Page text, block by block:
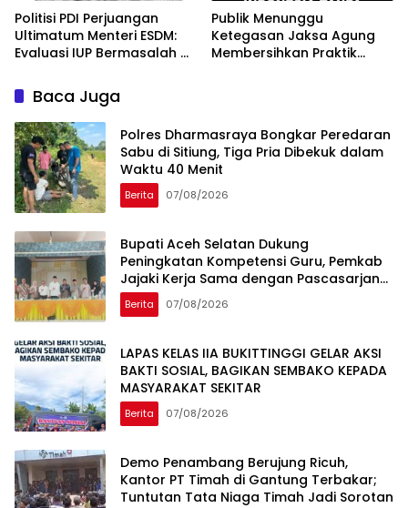
Politisi PDI Perjuangan
Ultimatum Menteri ESDM:
Evaluasi IUP Bermasalah di
Publik Menunggu
Ketegasan Jaksa Agung
Membersihkan Praktik
Baca Juga
Polres Dharmasraya Bongkar Peredaran
Sabu di Sitiung, Tiga Pria Dibekuk dalam
Waktu 40 Menit
Berita 07/08/2026
Bupati Aceh Selatan Dukung
Peningkatan Kompetensi Guru, Pemkab
Jajaki Kerja Sama dengan Pascasarjana
USK
Berita 07/08/2026
LAPAS KELAS IIA BUKITTINGGI GELAR AKSI
BAKTI SOSIAL, BAGIKAN SEMBAKO KEPADA
MASYARAKAT SEKITAR
Berita 07/08/2026
Demo Penambang Berujung Ricuh,
Kantor PT Timah di Gantung Terbakar;
Tuntutan Tata Niaga Timah Jadi Sorotan